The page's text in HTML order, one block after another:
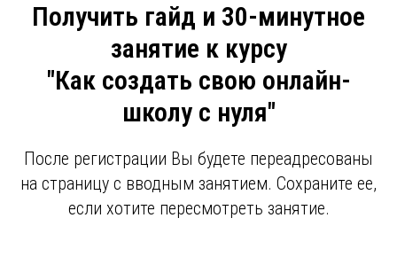
Получить гайд и 30-минутное
занятие к курсу
"Как создать свою онлайн-
школу с нуля"
После регистрации Вы будете переадресованы
на страницу с вводным занятием. Сохраните ее,
если хотите пересмотреть занятие.